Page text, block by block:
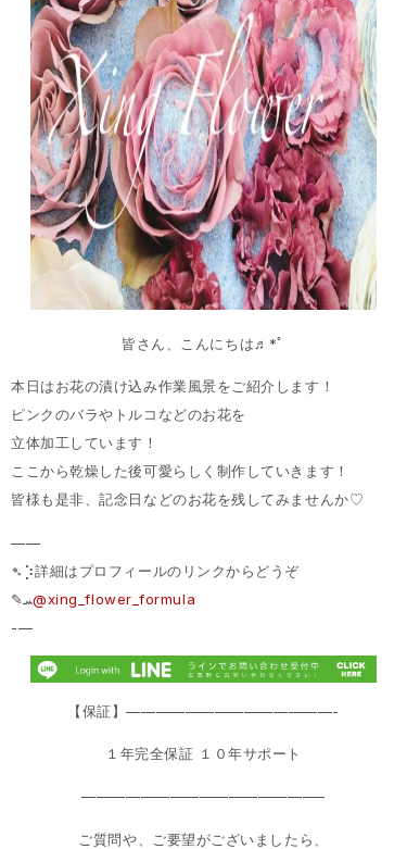
皆さん、こんにちは♬*ﾟ
本日はお花の漬け込み作業風景をご紹介します！
ピンクのバラやトルコなどのお花を
立体加工しています！
ここから乾燥した後可愛らしく制作していきます！
皆様も是非、記念日などのお花を残してみませんか♡
——
➴⡱詳細はプロフィールのリンクからどうぞ
‎✎ܚ@xing_flower_formula
-—
【保証】——————————————-
１年完全保証 １０年サポート
————————————————–
ご質問や、ご要望がございましたら、